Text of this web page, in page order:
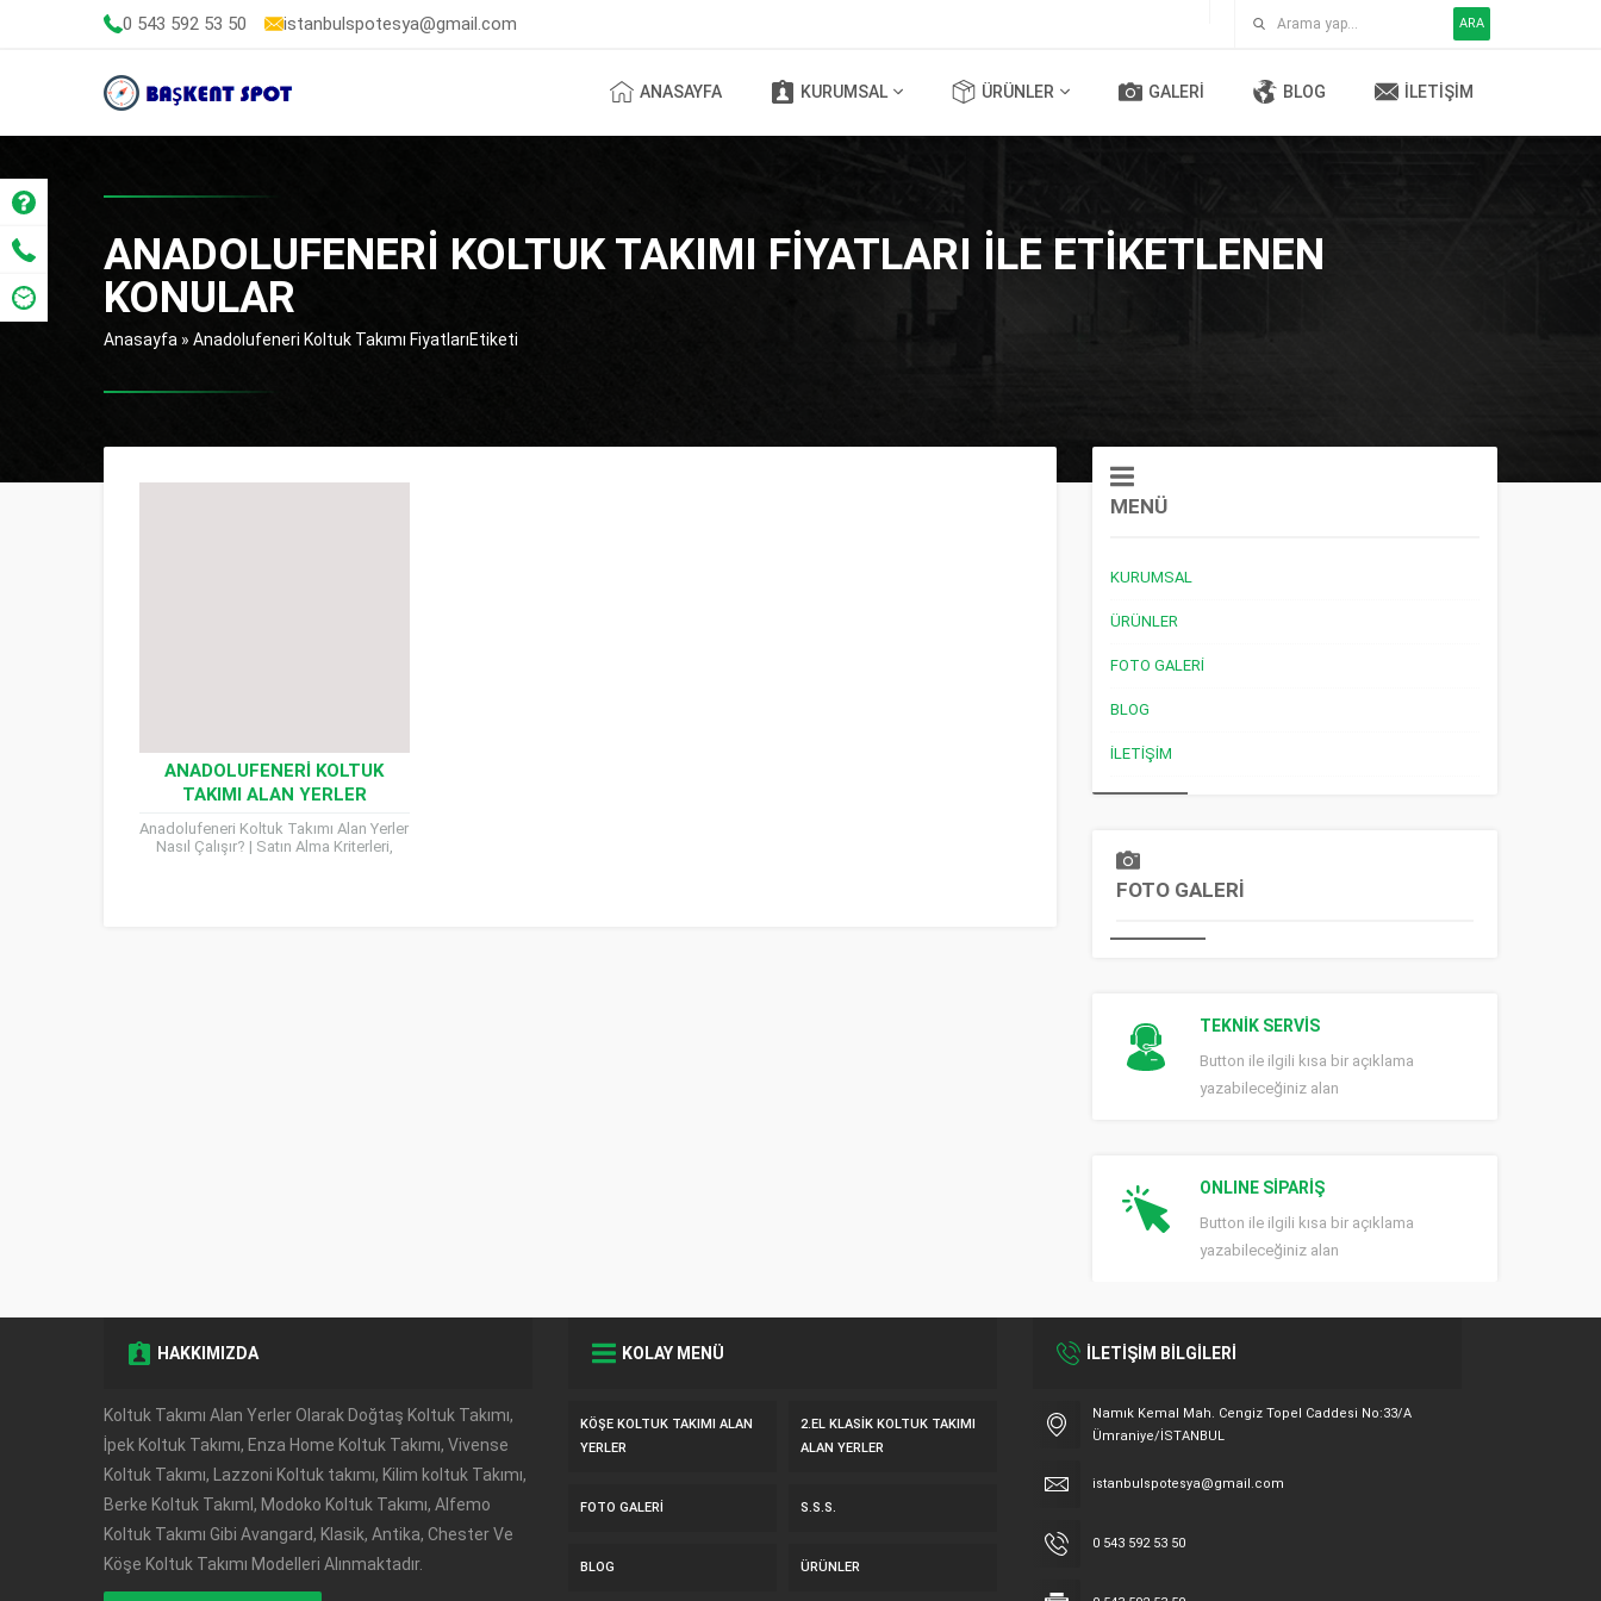
0 543 592 53 50 istanbulspotesya@gmail.com ARA
ANASAYFA KURUMSAL ÜRÜNLER GALERI BLOG İLETIŞIM
ANADOLUFENERI KOLTUK TAKIMI FIYATLARI ILE ETIKETLENEN
KONULAR
Anasayfa » Anadolufeneri Koltuk Takımı FiyatlarıEtiketi
ANADOLUFENERI KOLTUK
TAKIMI ALAN YERLER
Anadolufeneri Koltuk Takımı Alan Yerler
Nasıl Çalışır? | Satın Alma Kriterleri,
MENÜ
KURUMSAL
ÜRÜNLER
FOTO GALERI
BLOG
İLETIŞIM
FOTO GALERİ
TEKNİK SERVİS
Button ile ilgili kısa bir açıklama
yazabileceğiniz alan
ONLINE SİPARİŞ
Button ile ilgili kısa bir açıklama
yazabileceğiniz alan
HAKKIMIZDA
Koltuk Takımı Alan Yerler Olarak Doğtaş Koltuk Takımı,
İpek Koltuk Takımı, Enza Home Koltuk Takımı, Vivense
Koltuk Takımı, Lazzoni Koltuk takımı, Kilim koltuk Takımı,
Berke Koltuk TakımI, Modoko Koltuk Takımı, Alfemo
Koltuk Takımı Gibi Avangard, Klasik, Antika, Chester Ve
Köşe Koltuk Takımı Modelleri Alınmaktadır.
KOLAY MENÜ
KÖŞE KOLTUK TAKIMI ALAN
YERLER
2.EL KLASIK KOLTUK TAKIMI
ALAN YERLER
FOTO GALERI S.S.S.
BLOG ÜRÜNLER
İLETİŞİM BİLGİLERİ
Namık Kemal Mah. Cengiz Topel Caddesi No:33/A
Ümraniye/İSTANBUL
istanbulspotesya@gmail.com
0 543 592 53 50
Müşteri Temsilcisi